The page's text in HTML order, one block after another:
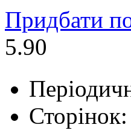
Придбати
5.90